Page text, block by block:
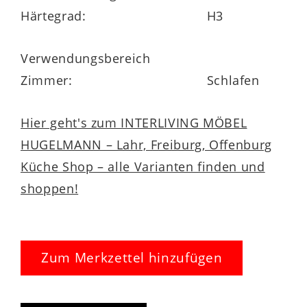
gleiche Steppung und Höhe.
Der atmungsaktive
Lyocell-Jersey-Bezug
umlaufenden Klimaband für optimierte
Belüftung ausgestattet und verfügt über
praktische Wendeschlaufen. Für maximale
Hygiene lässt sich der Bezug problemlos
Härtegrad:
H3
Verwendungsbereich
Zimmer:
Schlafen
Hier geht's zum INTERLIVING MÖBEL
HUGELMANN – Lahr, Freiburg, Offenburg
Küche Shop – alle Varianten finden und
shoppen!
Zum Merkzettel hinzufügen